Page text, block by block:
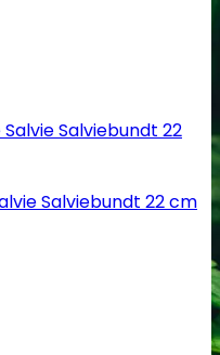
Salviebundt 22 cm